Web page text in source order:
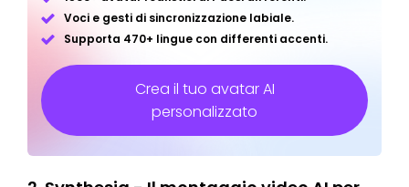
Voci e gesti di sincronizzazione labiale.
Supporta 470+ lingue con differenti accenti.
Crea il tuo avatar AI
personalizzato